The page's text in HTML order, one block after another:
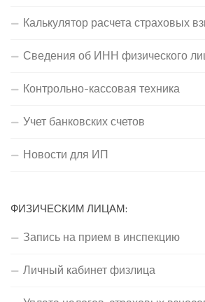
Калькулятор расчета страховых
Сведения об ИНН физического
Контрольно-кассовая техника
Учет банковских счетов
Новости для ИП
ФИЗИЧЕСКИМ ЛИЦАМ:
Запись на прием в инспекцию
Личный кабинет физлица